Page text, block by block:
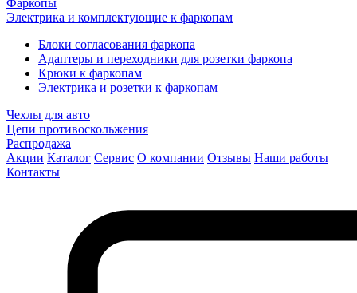
Фаркопы
Электрика и комплектующие к фаркопам
Блоки согласования фаркопа
Адаптеры и переходники для розетки фаркопа
Крюки к фаркопам
Электрика и розетки к фаркопам
Чехлы для авто
Цепи противоскольжения
Распродажа
Акции Каталог Сервис О компании Отзывы Наши работы
Контакты